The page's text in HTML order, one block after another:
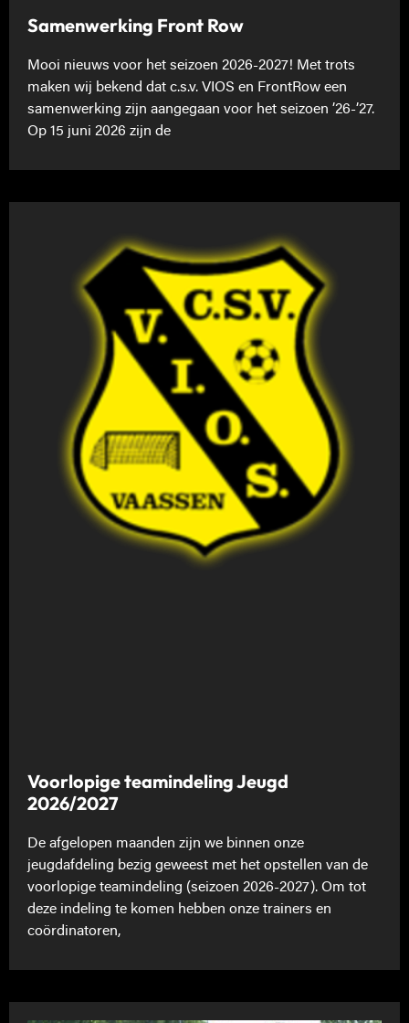
Samenwerking Front Row
Mooi nieuws voor het seizoen 2026-2027! Met trots
maken wij bekend dat c.s.v. VIOS en FrontRow een
samenwerking zijn aangegaan voor het seizoen ’26-’27.
Op 15 juni 2026 zijn de
Voorlopige teamindeling Jeugd
2026/2027
De afgelopen maanden zijn we binnen onze
jeugdafdeling bezig geweest met het opstellen van de
voorlopige teamindeling (seizoen 2026-2027). Om tot
deze indeling te komen hebben onze trainers en
coördinatoren,